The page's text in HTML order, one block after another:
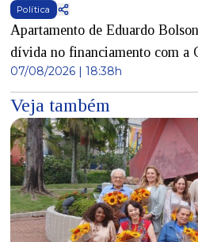
Política
Apartamento de Eduardo
dívida no financiamento com a
07/08/2026 | 18:38h
Veja também